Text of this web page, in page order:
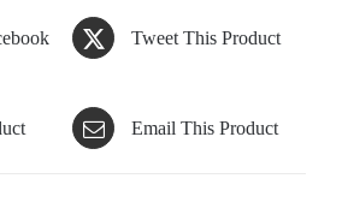
Tweet This Product
Email This Product